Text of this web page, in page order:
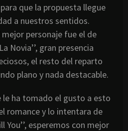
que la propuesta llegue
a nuestros sentidos.
personaje fue el de
Novia’’, gran presencia
el resto del reparto
plano y nada destacable.
le ha tomado el gusto a esto
romance y lo intentara de
You’’, esperemos con mejor